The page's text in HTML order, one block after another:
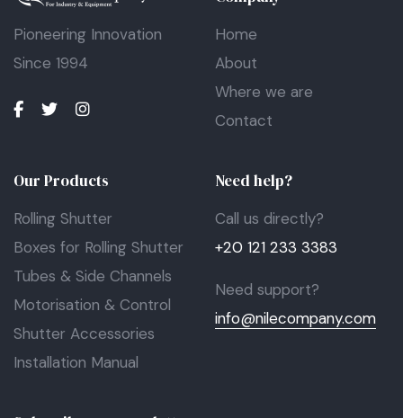
Pioneering Innovation
Since 1994
Home
About
Where we are
Contact
Our Products
Rolling Shutter
Boxes for Rolling Shutter
Tubes & Side Channels
Motorisation & Control
Shutter Accessories
Installation Manual
Need help?
Call us directly?
+20 121 233 3383
Need support?
info@nilecompany.com